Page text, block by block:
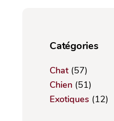
Catégories
Chat(57)
Chien (51)
Exotiques (12)